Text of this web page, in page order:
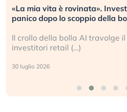
«La mia vita è rovinata».
panico dopo lo scoppio della
Il crollo della bolla AI travolge
investitori retail (…)
30 luglio 2026